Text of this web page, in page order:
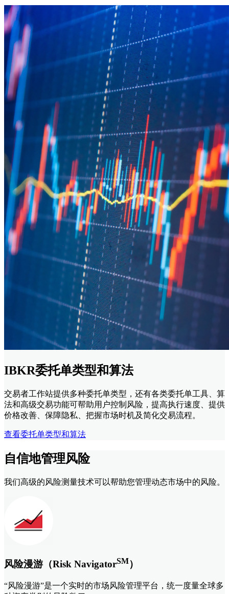
IBKR委托单类型和算法
交易者工作站提供多种委托单类型，还有各类委托单工具、算
法和高级交易功能可帮助用户控制风险，提高执行速度、提供
价格改善、保障隐私、把握市场时机及简化交易流程。
查看委托单类型和算法
自信地管理风险
我们高级的风险测量技术可以帮助您管理动态市场中的风险。
风险漫游（Risk NavigatorSM）
“风险漫游”是一个实时的市场风险管理平台，统一度量全球多